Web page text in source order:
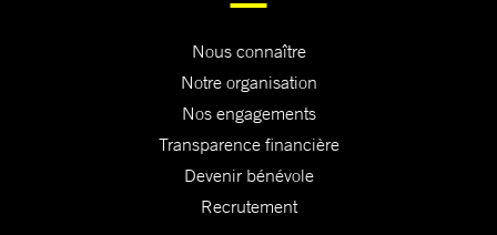
Nous connaître
Notre organisation
Nos engagements
Transparence financière
Devenir bénévole
Recrutement